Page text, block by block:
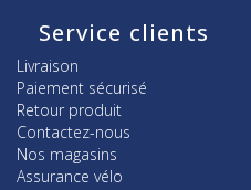
Service clients
Livraison
Paiement sécurisé
Retour produit
Contactez-nous
Nos magasins
Assurance vélo